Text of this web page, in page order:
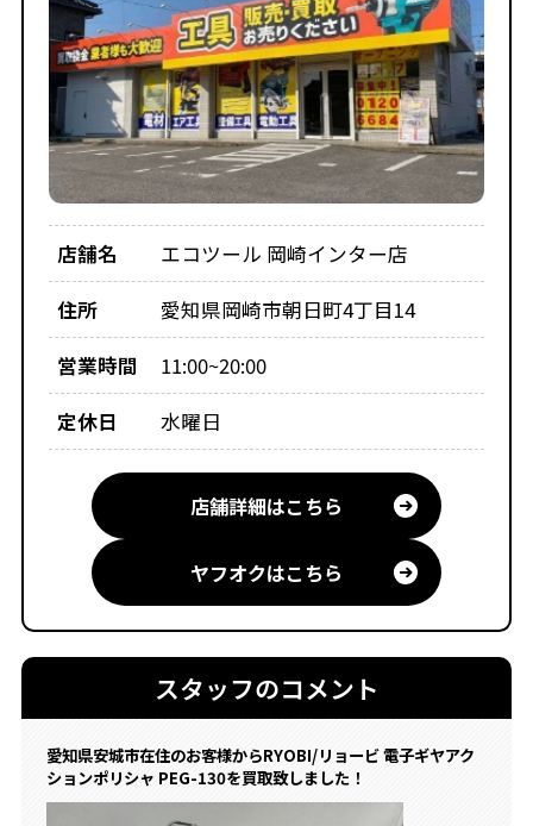
店舗名
エコツール 岡崎インター店
住所
愛知県岡崎市朝日町4丁目14
営業時間
11:00~20:00
定休日
水曜日
店舗詳細はこちら
ヤフオクはこちら
スタッフのコメント
愛知県安城市在住のお客様からRYOBI/リョービ 電子ギヤアク
ションポリシャ PEG-130を買取致しました！